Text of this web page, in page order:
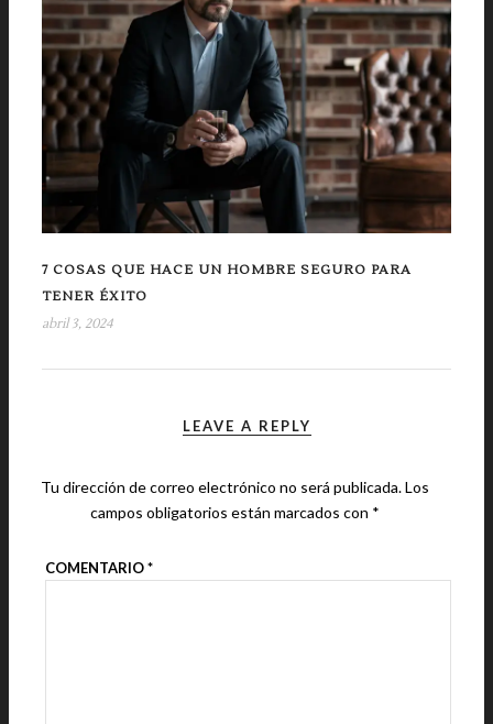
7 COSAS QUE HACE UN HOMBRE SEGURO PARA
TENER ÉXITO
abril 3, 2024
LEAVE A REPLY
Tu dirección de correo electrónico no será publicada.Los
campos obligatorios están marcados con *
COMENTARIO*